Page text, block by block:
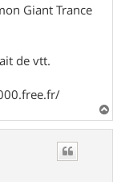
Giant Trance
de vtt.
a